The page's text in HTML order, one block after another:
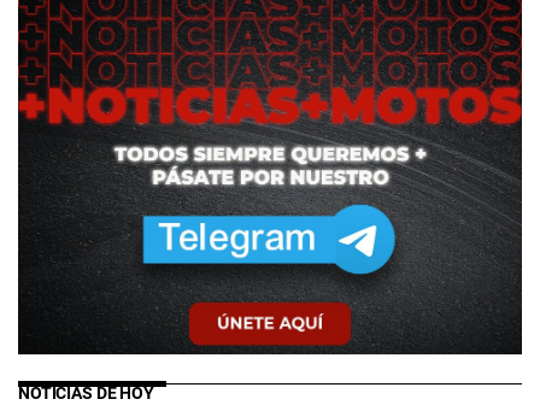
NOTICIAS DE HOY